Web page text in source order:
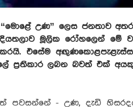
“මොළේ උණ” ලෙස ජනතාව
මූලික රෝහලෙන් මේ
එසේම අඟුණකොළපැළැස්ස
ප්‍රතිකාර ලබන බවත් එක්
පවසන්නේ - උණ, දැඩි